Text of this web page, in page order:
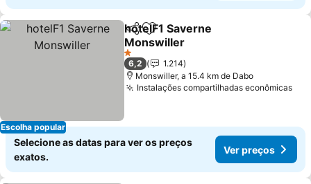
Escolha popular
PartilharAdicionar aos favoritos
hotelF1 Saverne
Monswiller
1 Estrelas
6,2
1.214
Monswiller, a 15.4 km de Dabo
Instalações compartilhadas econômicas
Selecione as datas para ver os preços
exatos.
Ver preços